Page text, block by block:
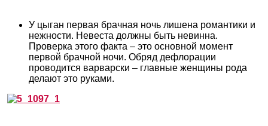
У цыган первая брачная ночь лишена романтики и
нежности. Невеста должны быть невинна.
Проверка этого факта – это основной момент
первой брачной ночи. Обряд дефлорации
проводится варварски – главные женщины рода
делают это руками.